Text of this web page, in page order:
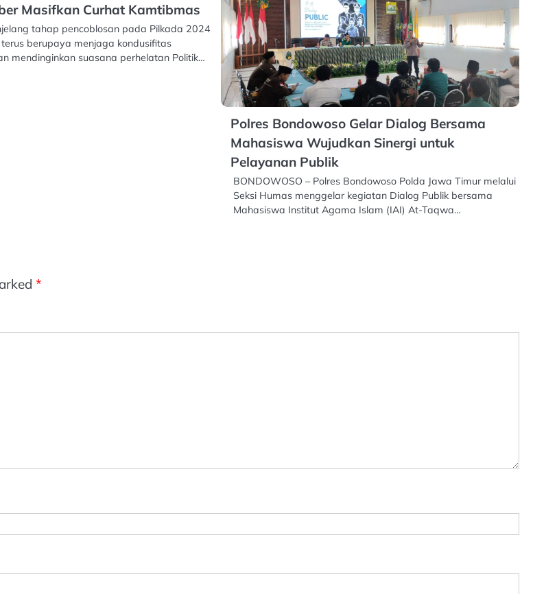
Masifkan Curhat Kamtibmas
tahap pencoblosan pada Pilkada 2024
terus berupaya menjaga kondusifitas
mendinginkan suasana perhelatan Politik…
Polres Bondowoso Gelar Dialog Bersama
Mahasiswa Wujudkan Sinergi untuk
Pelayanan Publik
BONDOWOSO – Polres Bondowoso Polda Jawa Timur melalui
Seksi Humas menggelar kegiatan Dialog Publik bersama
Mahasiswa Institut Agama Islam (IAI) At-Taqwa…
*